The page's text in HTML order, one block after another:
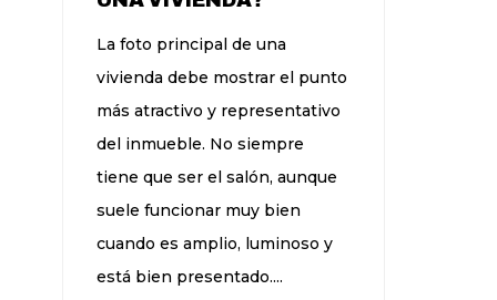
La foto principal de una
vivienda debe mostrar el punto
más atractivo y representativo
del inmueble. No siempre
tiene que ser el salón, aunque
suele funcionar muy bien
cuando es amplio, luminoso y
está bien presentado....